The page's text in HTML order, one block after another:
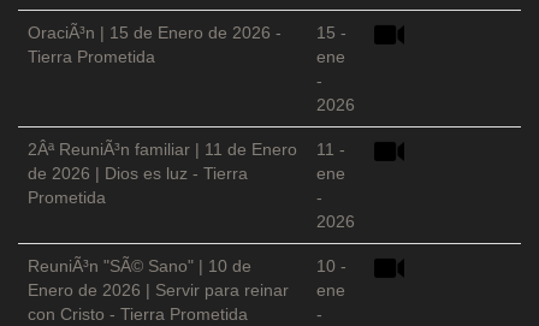
OraciÃ³n | 15 de Enero de 2026 -
Tierra Prometida
15 -
ene
-
2026
2Âª ReuniÃ³n familiar | 11 de Enero
de 2026 | Dios es luz - Tierra
Prometida
11 -
ene
-
2026
ReuniÃ³n "SÃ© Sano" | 10 de
Enero de 2026 | Servir para reinar
con Cristo - Tierra Prometida
10 -
ene
-